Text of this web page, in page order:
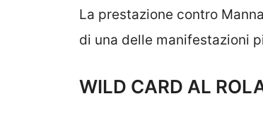
La prestazione contro
di una delle manifestazioni
WILD CARD AL